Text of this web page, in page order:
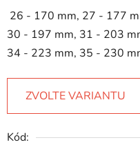
26 - 170 mm, 27 - 177
30 - 197 mm, 31 - 203
34 - 223 mm, 35 - 230
ZVOLTE VARIANTU
Kód: